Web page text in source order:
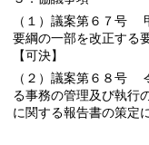
（１）議案第６７号
要綱の一部を改正する
【可決】
（２）議案第６８号
る事務の管理及び執行
に関する報告書の策定